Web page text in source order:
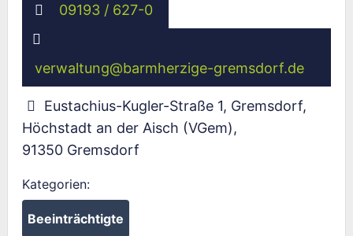
09193 / 627-0
verwaltung@barmherzige-gremsdorf.de
Eustachius-Kugler-Straße 1, Gremsdorf,
Höchstadt an der Aisch (VGem),
91350 Gremsdorf
Kategorien:
Beeinträchtigte